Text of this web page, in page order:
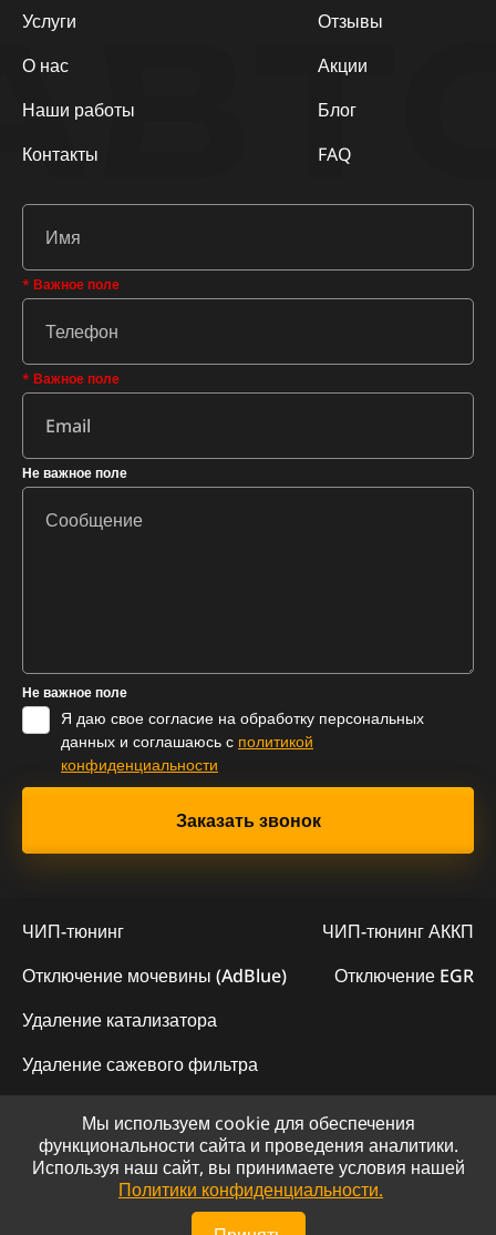
Услуги
О нас
Наши работы
Контакты
Отзывы
Акции
Блог
FAQ
* Важное поле
* Важное поле
Не важное поле
Не важное поле
Я даю свое согласие на обработку персональных
данных и соглашаюсь с политикой
конфиденциальности
ЧИП-тюнинг
ЧИП-тюнинг АККП
Отключение мочевины (AdBlue)
Отключение EGR
Удаление катализатора
Удаление сажевого фильтра
© 2023 - Официальный сайт "ChipLogic"
Политика конфиденциальности
Мы используем cookie для обеспечения
функциональности сайта и проведения аналитики.
Используя наш сайт, вы принимаете условия нашей
Политики конфиденциальности.